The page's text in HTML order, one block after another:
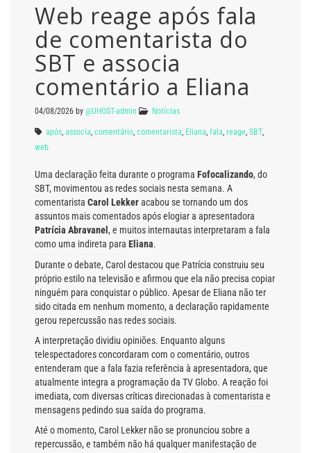
Web reage após fala
de comentarista do
SBT e associa
comentário a Eliana
04/08/2026 by @UHOST-admin Notícias
após, associa, comentário, comentarista, Eliana, fala, reage, SBT,
web
Uma declaração feita durante o programa Fofocalizando, do
SBT, movimentou as redes sociais nesta semana. A
comentarista Carol Lekkeracabou se tornando um dos
assuntos mais comentados após elogiar a apresentadora
Patrícia Abravanel , e muitos internautas interpretaram a fala
como uma indireta para Eliana.
Durante o debate, Carol destacou que Patrícia construiu seu
próprio estilo na televisão e afirmou que ela não precisa copiar
ninguém para conquistar o público. Apesar de Eliana não ter
sido citada em nenhum momento, a declaração rapidamente
gerou repercussão nas redes sociais.
A interpretação dividiu opiniões. Enquanto alguns
telespectadores concordaram com o comentário, outros
entenderam que a fala fazia referência à apresentadora, que
atualmente integra a programação da TV Globo. A reação foi
imediata, com diversas críticas direcionadas à comentarista e
mensagens pedindo sua saída do programa.
Até o momento, Carol Lekker não se pronunciou sobre a
repercussão, e também não há qualquer manifestação de